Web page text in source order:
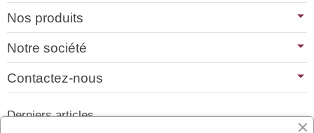
Nos produits
Notre société
Contactez-nous
Derniers articles